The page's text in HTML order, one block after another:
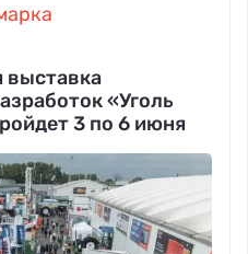
«Уголь
3 по 6 июня